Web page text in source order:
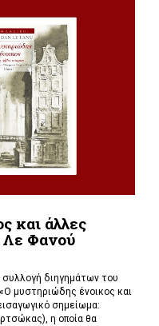
και άλλες
Λε Φανού
διηγημάτων του
μυστηριώδης ένοικος και
σημείωμα:
η οποία θα